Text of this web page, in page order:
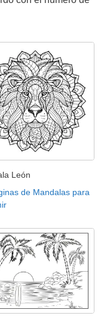
León
de Mandalas para